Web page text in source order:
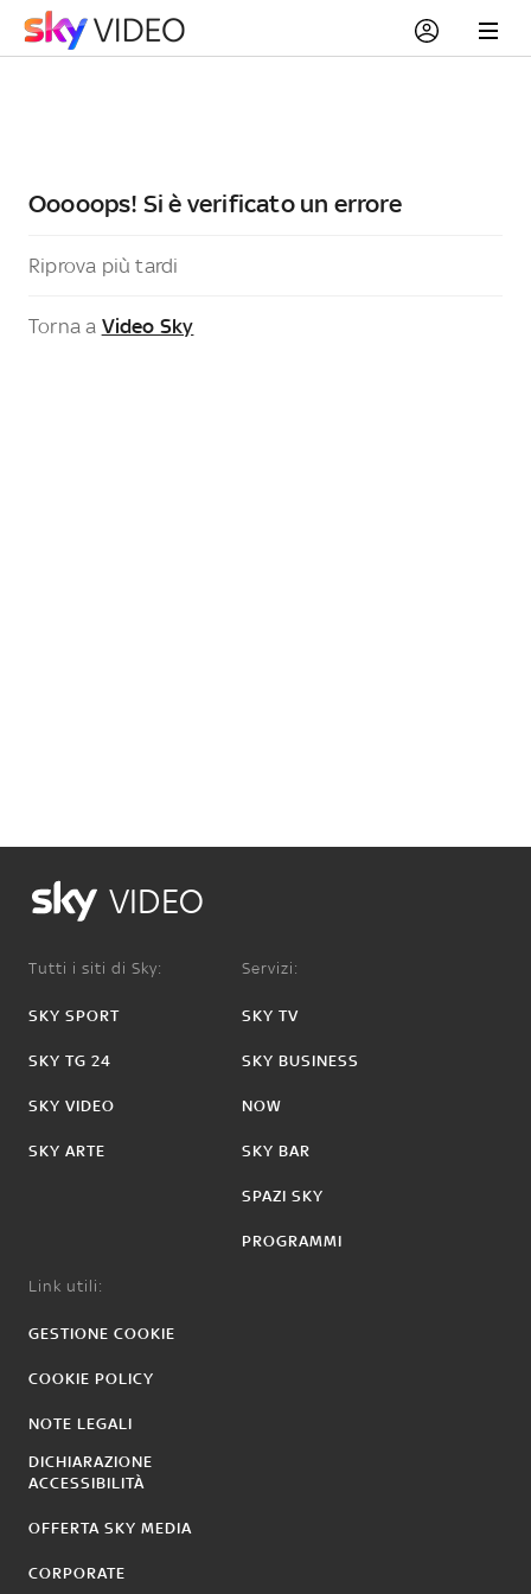
Ooooops! Si è verificato un errore
Riprova più tardi
Torna a Video Sky
VIDEO
Tutti i siti di Sky:
SKY SPORT
SKY TG 24
SKY VIDEO
SKY ARTE
Servizi:
SKY TV
SKY BUSINESS
NOW
SKY BAR
SPAZI SKY
PROGRAMMI
Link utili:
GESTIONE COOKIE
COOKIE POLICY
NOTE LEGALI
DICHIARAZIONE
ACCESSIBILITÀ
OFFERTA SKY MEDIA
CORPORATE